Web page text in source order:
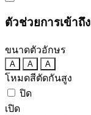
ตัวช่วยการเข้าถึง
ขนาดตัวอักษร
A A A
โหมดสีตัดกันสูง
ปิด
เปิด